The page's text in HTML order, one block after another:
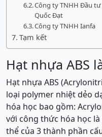
Công ty TNHH Đầu
Quốc Đạt
Công ty TNHH Ianfa
Tạm kết
Hạt nhựa ABS
Hạt nhựa ABS
loại polymer nhiệt dẻo
hóa học bao gồm:
với công thức hóa học là
thể của 3 thành phần